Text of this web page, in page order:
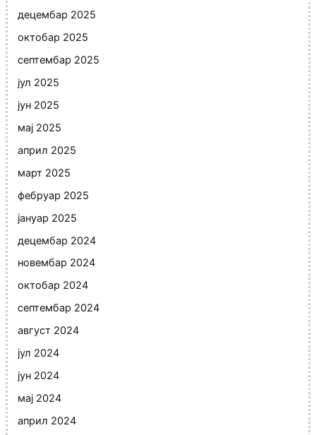
децембар 2025
октобар 2025
септембар 2025
јул 2025
јун 2025
мај 2025
април 2025
март 2025
фебруар 2025
јануар 2025
децембар 2024
новембар 2024
октобар 2024
септембар 2024
август 2024
јул 2024
јун 2024
мај 2024
април 2024